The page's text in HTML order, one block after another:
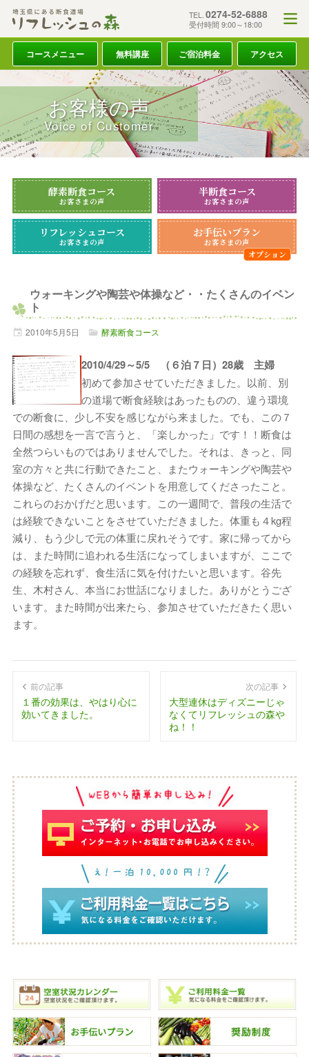
TEL. 0274-52-6888
受付時間 9:00～18:00
コースメニュー 無料講座 ご宿泊料金 アクセス
お客様の声
Voice of Customer
酵素断食コース
お客さまの声
半断食コース
お客さまの声
リフレッシュコース
お客さまの声
お手伝いプラン
お客さまの声
ウォーキングや陶芸や体操など・・たくさんのイベン
ト
2010年5月5日 酵素断食コース
2010/4/29～5/5 （６泊７日）28歳 主婦
初めて参加させていただきました。以前、別
の道場で断食経験はあったものの、違う環境
での断食に、少し不安を感じながら来ました。でも、この７
日間の感想を一言で言うと、「楽しかった」です！！断食は
全然つらいものではありませんでした。それは、きっと、同
室の方々と共に行動できたこと、またウォーキングや陶芸や
体操など、たくさんのイベントを用意してくださったこと。
これらのおかげだと思います。この一週間で、普段の生活で
は経験できないことをさせていただきました。体重も４kg程
減り、もう少しで元の体重に戻れそうです。家に帰ってから
は、また時間に追われる生活になってしまいますが、ここで
の経験を忘れず、食生活に気を付けたいと思います。谷先
生、木村さん、本当にお世話になりました。ありがとうござ
います。また時間が出来たら、参加させていただきたく思い
ます。
前の記事
１番の効果は、やはり心に
効いてきました。
次の記事
大型連休はディズニーじゃ
なくてリフレッシュの森や
ね！！